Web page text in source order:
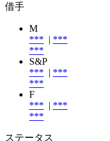
借手
M
*** | ***
***
S&P
*** | ***
***
F
*** | ***
***
ステータス